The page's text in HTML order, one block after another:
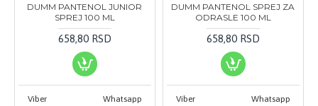
DUMM PANTENOL JUNIOR
SPREJ 100 ML
658,80 RSD
Viber Whatsapp
DUMM PANTENOL SPREJ ZA
ODRASLE 100 ML
658,80 RSD
Viber Whatsapp